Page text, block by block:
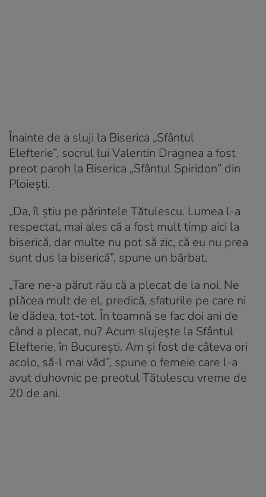
Înainte de a sluji la Biserica „Sfântul
Elefterie”, socrul lui Valentin Dragnea a fost
preot paroh la Biserica „Sfântul Spiridon” din
Ploiești.
„Da, îl știu pe părintele Tătulescu. Lumea l-a
respectat, mai ales că a fost mult timp aici la
biserică, dar multe nu pot să zic, că eu nu prea
sunt dus la biserică”, spune un bărbat.
„Tare ne-a părut rău că a plecat de la noi. Ne
plăcea mult de el, predică, sfaturile pe care ni
le dădea, tot-tot. În toamnă se fac doi ani de
când a plecat, nu? Acum slujește la Sfântul
Elefterie, în București. Am și fost de câteva ori
acolo, să-l mai văd”, spune o femeie care l-a
avut duhovnic pe preotul Tătulescu vreme de
20 de ani.